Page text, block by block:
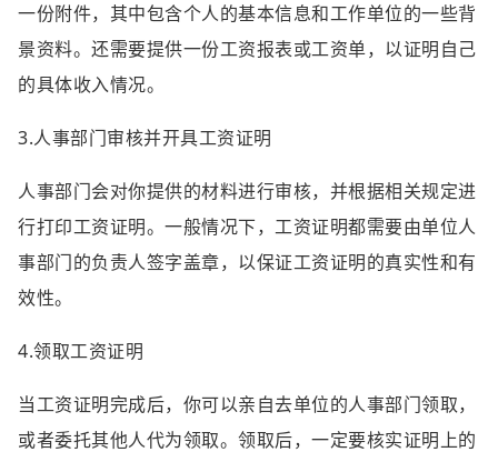
一份附件，其中包含个人的基本信息和工作单位的一些背
景资料。还需要提供一份工资报表或工资单，以证明自己
的具体收入情况。
3.人事部门审核并开具工资证明
人事部门会对你提供的材料进行审核，并根据相关规定进
行打印工资证明。一般情况下，工资证明都需要由单位人
事部门的负责人签字盖章，以保证工资证明的真实性和有
效性。
4.领取工资证明
当工资证明完成后，你可以亲自去单位的人事部门领取，
或者委托其他人代为领取。领取后，一定要核实证明上的